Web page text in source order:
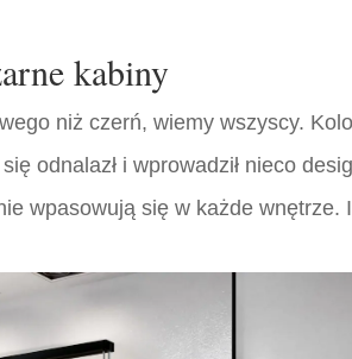
kabiny
niż czerń, wiemy wszyscy.
odnalazł i wprowadził nieco
wpasowują się w każde